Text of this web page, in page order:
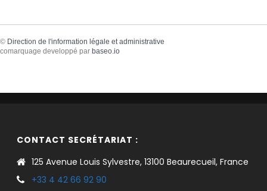
© Direction de l'information légale et administrative
comarquage developpé par baseo.io
CONTACT SECRÉTARIAT :
125 Avenue Louis Sylvestre, 13100 Beaurecueil, France
+33 4 42 66 92 90